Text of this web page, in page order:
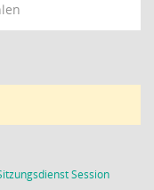
Session(Wird in